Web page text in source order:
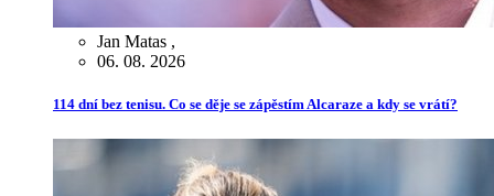
Jan Matas ,
06. 08. 2026
114 dní bez tenisu. Co se děje se zápěstím Alcaraze a kdy se vrátí?